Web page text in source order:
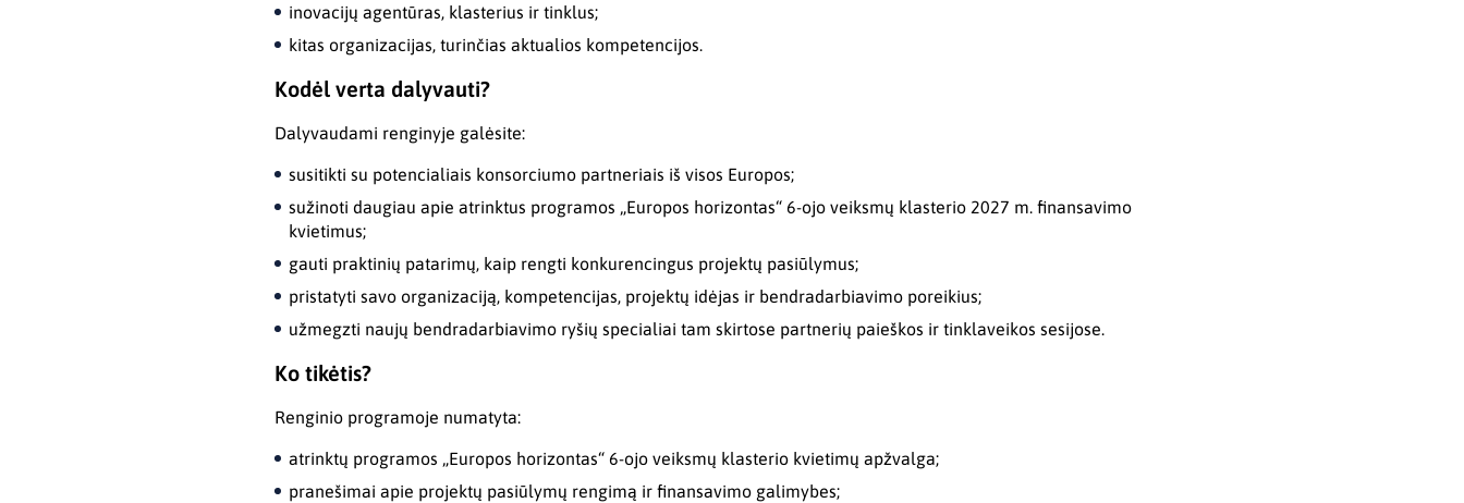
inovacijų agentūras, klasterius ir tinklus;
kitas organizacijas, turinčias aktualios kompetencijos.
Kodėl verta dalyvauti?
Dalyvaudami renginyje galėsite:
susitikti su potencialiais konsorciumo partneriais iš visos Europos;
sužinoti daugiau apie atrinktus programos „Europos horizontas“ 6-ojo veiksmų klasterio 2027 m. finansavimo
kvietimus;
gauti praktinių patarimų, kaip rengti konkurencingus projektų pasiūlymus;
pristatyti savo organizaciją, kompetencijas, projektų idėjas ir bendradarbiavimo poreikius;
užmegzti naujų bendradarbiavimo ryšių specialiai tam skirtose partnerių paieškos ir tinklaveikos sesijose.
Ko tikėtis?
Renginio programoje numatyta:
atrinktų programos „Europos horizontas“ 6-ojo veiksmų klasterio kvietimų apžvalga;
pranešimai apie projektų pasiūlymų rengimą ir finansavimo galimybes;